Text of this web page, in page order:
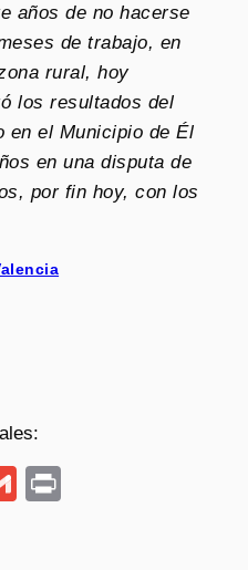
años de no hacerse
de trabajo, en
rural, hoy
los resultados del
en el Municipio de Él
en una disputa de
por fin hoy, con los
GmailPrint